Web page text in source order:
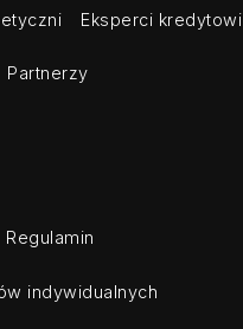
Eksperci kredytowi
Partnerzy
Regulamin
indywidualnych